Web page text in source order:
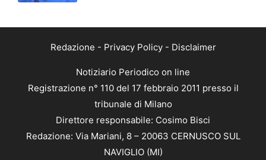
Redazione - Privacy Policy- Disclaimer
Notiziario Periodico on line
Registrazione n° 110 del 17 febbraio 2011 presso il
tribunale di Milano
Direttore responsabile: Cosimo Bisci
Redazione: Via Mariani, 8 – 20063 CERNUSCO SUL
NAVIGLIO (MI)